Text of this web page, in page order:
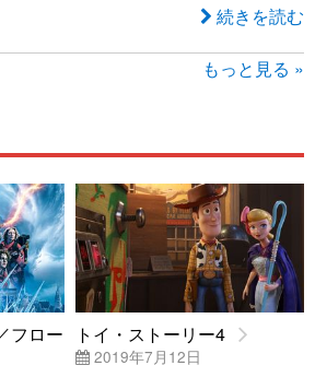
続きを読む
もっと見る »
フロー
トイ・ストーリー4
2019年7月12日